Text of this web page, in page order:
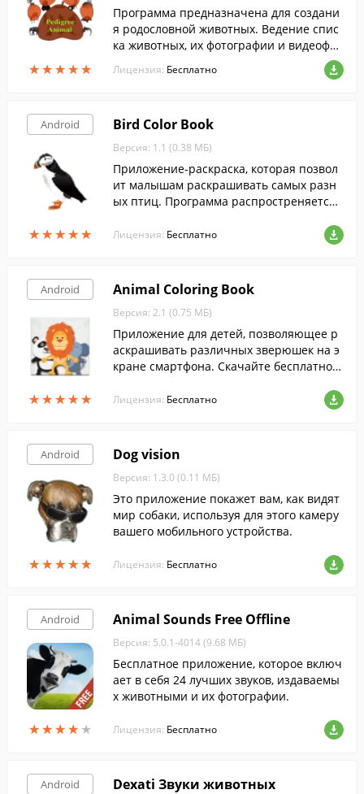
★★★★★
★★★★★
Программа предназначена для создани
я родословной животных. Ведение спис
ка животных, их фотографии и видеофил
Лицензия: Бесплатно
Android
★★★★★
★★★★★
Bird Color Book
Версия: 1.1 (0.38 МБ)
Приложение-раскраска, которая позвол
ит малышам раскрашивать самых разн
ых птиц. Программа распростреняется
Лицензия: Бесплатно
Android
★★★★★
★★★★★
Animal Coloring Book
Версия: 2.1 (0.75 МБ)
Приложение для детей, позволяющее р
аскрашивать различных зверюшек на э
кране смартфона. Скачайте бесплатно с
Лицензия: Бесплатно
Android
★★★★★
★★★★★
Dog vision
Версия: 1.3.0 (0.11 МБ)
Это приложение покажет вам, как видят
мир собаки, используя для этого камеру
вашего мобильного устройства.
Лицензия: Бесплатно
Android
★★★★ ★
★★★★ ★
Animal Sounds Free Offline
Версия: 5.0.1-4014 (9.68 МБ)
Бесплатное приложение, которое включ
ает в себя 24 лучших звуков, издаваемы
х животными и их фотографии.
Лицензия: Бесплатно
Android Dexati Звуки животных